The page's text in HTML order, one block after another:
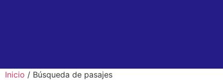
Inicio / Búsqueda de pasajes